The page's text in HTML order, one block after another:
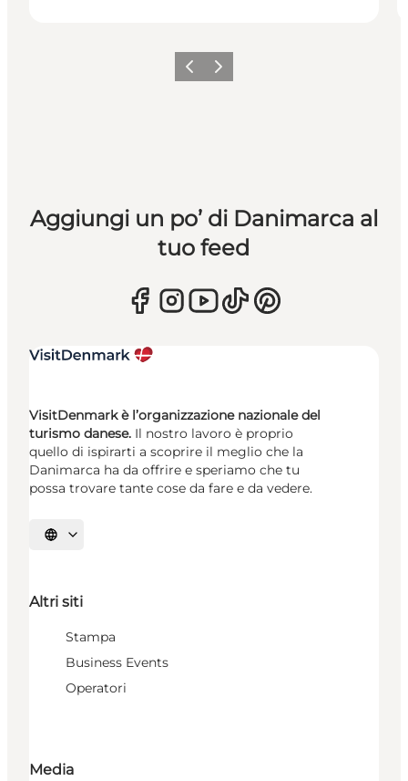
Precedente
Avanti
Aggiungi un po’ di Danimarca al
tuo feed
VisitDenmark è l’organizzazione nazionale del
turismo danese. Il nostro lavoro è proprio
quello di ispirarti a scoprire il meglio che la
Danimarca ha da offrire e speriamo che tu
possa trovare tante cose da fare e da vedere.
Seleziona la lingua
Altri siti
Stampa
Business Events
Operatori
Media